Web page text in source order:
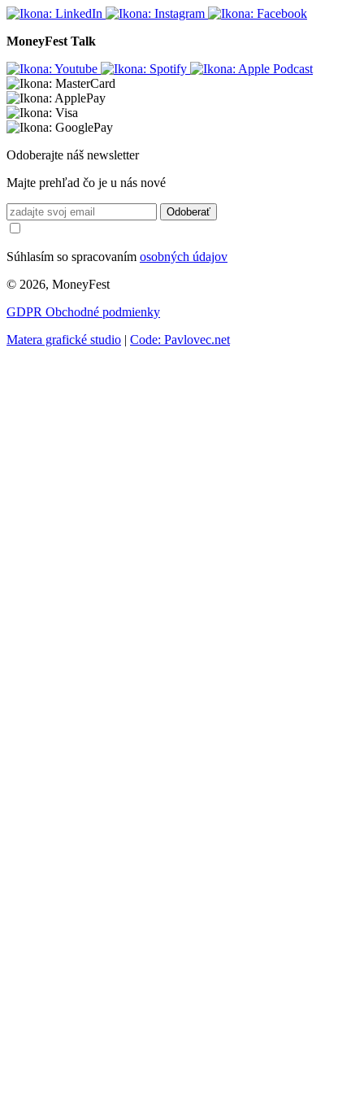
MoneyFest Talk
Odoberajte náš newsletter
Majte prehľad čo je u nás nové
Odoberať
Súhlasím so spracovaním osobných údajov
© 2026, MoneyFest
GDPR Obchodné podmienky
Matera grafické studio | Code: Pavlovec.net